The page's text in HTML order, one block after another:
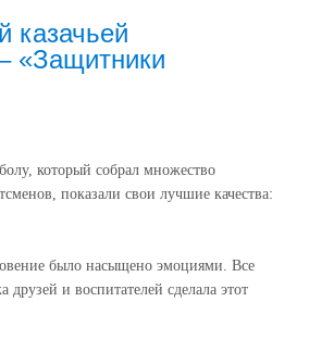
казачьей
«Защитники
который собрал множество
показали свои лучшие качества:
было насыщено эмоциями. Все
и воспитателей сделала этот